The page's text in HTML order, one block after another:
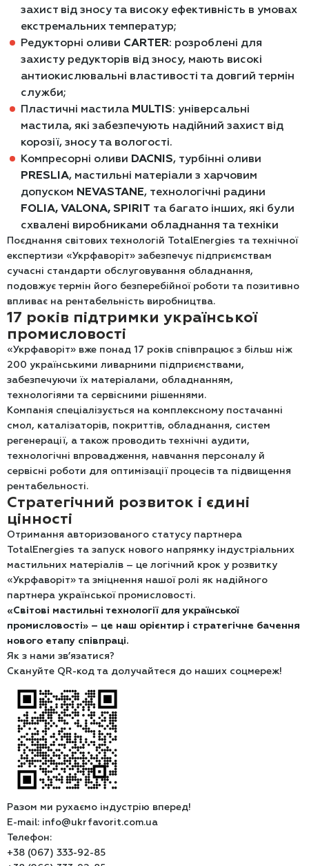
захист від зносу та високу ефективність в умовах
екстремальних температур;
Редукторні оливи CARTER: розроблені для
захисту редукторів від зносу, мають високі
антиокислювальні властивості та довгий термін
служби;
Пластичні мастила MULTIS: універсальні
мастила, які забезпечують надійний захист від
корозії, зносу та вологості.
Компресорні оливи DACNIS, турбінні оливи
PRESLIA, мастильні матеріали з харчовим
допуском NEVASTANE, технологічні радини
FOLIA, VALONA, SPIRIT та багато інших, які були
схвалені виробниками обладнання та техніки
Поєднання світових технологій TotalEnergies та технічної
експертизи «Укрфаворіт» забезпечує підприємствам
сучасні стандарти обслуговування обладнання,
подовжує термін його безперебійної роботи та позитивно
впливає на рентабельність виробництва.
17 років підтримки української
промисловості
«Укрфаворіт» вже понад 17 років співпрацює з більш ніж
200 українськими ливарними підприємствами,
забезпечуючи їх матеріалами, обладнанням,
технологіями та сервісними рішеннями.
Компанія спеціалізується на комплексному постачанні
смол, каталізаторів, покриттів, обладнання, систем
регенерації, а також проводить технічні аудити,
технологічні впровадження, навчання персоналу й
сервісні роботи для оптимізації процесів та підвищення
рентабельності.
Стратегічний розвиток і єдині
цінності
Отримання авторизованого статусу партнера
TotalEnergies та запуск нового напрямку індустріальних
мастильних матеріалів – це логічний крок у розвитку
«Укрфаворіт» та зміцнення нашої ролі як надійного
партнера української промисловості.
«Світові мастильні технології для української
промисловості» – це наш орієнтир і стратегічне бачення
нового етапу співпраці.
Як з нами зв’язатися?
Скануйте QR-код та долучайтеся до наших соцмереж!
Разом ми рухаємо індустрію вперед!
E-mail: info@ukrfavorit.com.ua
Телефон:
+38 (067) 333-92-85